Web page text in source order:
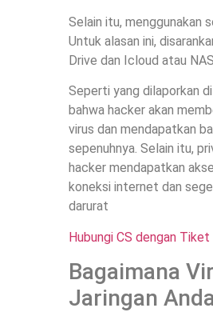
Selain itu, menggunakan
Untuk alasan ini,
Drive dan Icloud atau
Seperti yang dilaporkan
bahwa hacker akan
virus dan mendapatkan
sepenuhnya. Selain itu,
hacker mendapatkan
koneksi internet dan
darurat
Hubungi CS dengan
Bagaimana
Jaringan